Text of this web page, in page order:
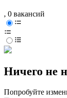
, 0 вакансий
Ничего не
Попробуйте